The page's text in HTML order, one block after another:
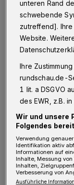
Uhlenhorst
(2:4)
Die ETG
Kern (Hand)
Partie beim
Wuppertaler
Winterberg,
mit 4:2. Nach
"Das Ding
war heute
Kern. In der
unteren Rand
schwebende
zutreffend].
Website.
Ihre
rundschau.de-
1 lit. a DSGVO
des EWR, z.B.
Wir und unsere
Folgendes
Verwendung
Identifikation aktiv
Informationen auf
Inhalte, Messung
Inhalten,
Verbesserung von
Ausführliche